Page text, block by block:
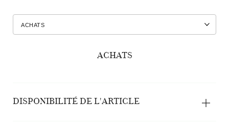
ACHATS
DISPONIBILITÉ DE L'ARTICLE